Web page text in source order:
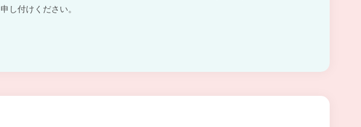
申し付けください。